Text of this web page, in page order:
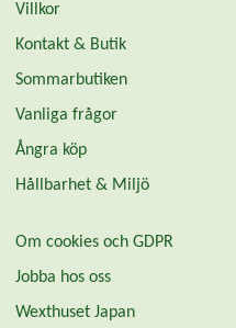
Villkor
Kontakt & Butik
Sommarbutiken
Vanliga frågor
Ångra köp
Hållbarhet & Miljö
Om cookies och GDPR
Jobba hos oss
Wexthuset Japan